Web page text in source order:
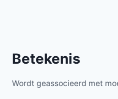
Betekenis
Wordt geassocieerd met